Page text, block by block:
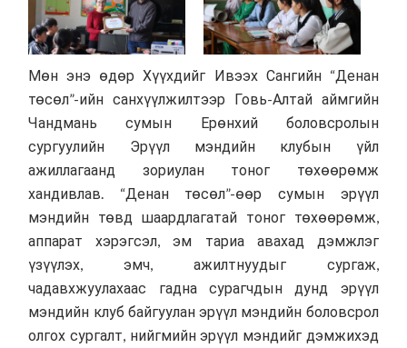
Мөн энэ өдөр Хүүхдийг Ивээх Сангийн “Денан
төсөл”-ийн санхүүлжилтээр Говь-Алтай аймгийн
Чандмань сумын Ерөнхий боловсролын
сургуулийн Эрүүл мэндийн клубын үйл
ажиллагаанд зориулан тоног төхөөрөмж
хандивлав. “Денан төсөл”-өөр сумын эрүүл
мэндийн төвд шаардлагатай тоног төхөөрөмж,
аппарат хэрэгсэл, эм тариа авахад дэмжлэг
үзүүлэх, эмч, ажилтнуудыг сургаж,
чадавхжуулахаас гадна сурагчдын дунд эрүүл
мэндийн клуб байгуулан эрүүл мэндийн боловсрол
олгох сургалт, нийгмийн эрүүл мэндийг дэмжихэд